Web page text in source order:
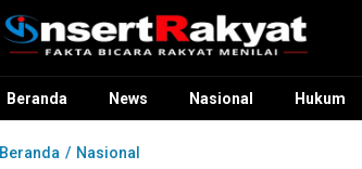
InsertRakyat.com
Fakta Bicara Rakyat Menilai
Beranda News Nasional Hukum
Beranda Nasional